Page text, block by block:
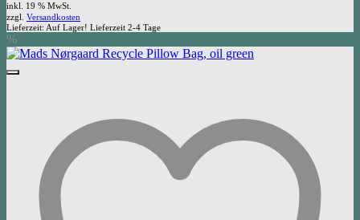
inkl. 19 % MwSt.
zzgl. Versandkosten
Lieferzeit: Auf Lager! Lieferzeit 2-4 Tage
%